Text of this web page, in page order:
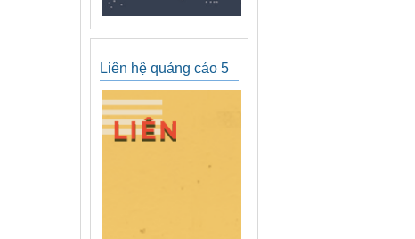
Liên hệ quảng cáo 5